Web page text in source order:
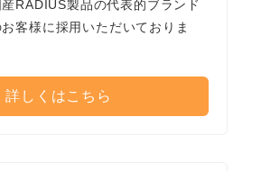
RADIUS製品の代表的ブランド
客様に採用いただいておりま
詳しくはこちら